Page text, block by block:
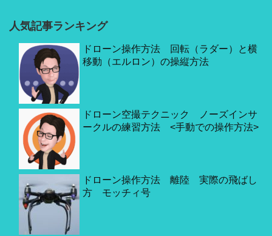
人気記事ランキング
ドローン操作方法 回転（ラダー）と横
移動（エルロン）の操縦方法
ドローン空撮テクニック ノーズインサ
ークルの練習方法 <手動での操作方法>
ドローン操作方法 離陸 実際の飛ばし
方 モッチィ号